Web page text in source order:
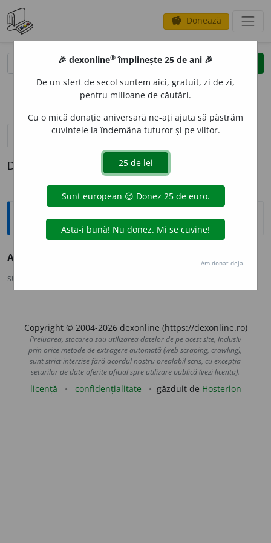
savings Donează
clear
opțiuni
definiții (1)
Definiția cu ID-ul 68560:
Antonime
A astruca
sursa:
Copyright © 2004-2026 dexonline (https://dexonline.ro)
Preluarea, stocarea sau utilizarea datelor de pe acest site, inclusiv
prin orice metode de extragere automată (web scraping, crawling),
sunt strict interzise fără acordul nostru prealabil scris, cu excepția
seturilor de date oferite oficial spre utilizare publică (vezi licența).
licență confidențialitate găzduit de Hosterion
🎉 dexonline® împlinește 25 de ani 🎉
De un sfert de secol suntem aici, gratuit, zi de zi,
pentru milioane de căutări.
Cu o mică donație aniversară ne-ați ajuta să păstrăm
cuvintele la îndemâna tuturor și pe viitor.
Am donat deja.